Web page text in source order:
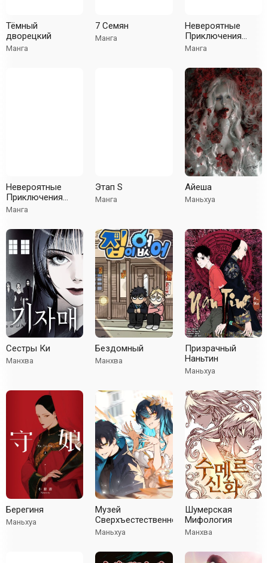
Тёмный
дворецкий
Манга
7 Семян
Манга
Невероятные
Приключения
ДжоДжо — Часть
алмаз (В цвете)
Манга
Невероятные
Приключения
ДжоДжо Часть 2:
сражениям (В
цвете)
Манга
Этап S
Манга
Айеша
Маньхуа
Сестры Ки
Манхва
Бездомный
Манхва
Призрачный
Наньтин
Маньхуа
Берегиня
Маньхуа
Музей
Сверхъестественного
Маньхуа
Шумерская
Мифология
Манхва